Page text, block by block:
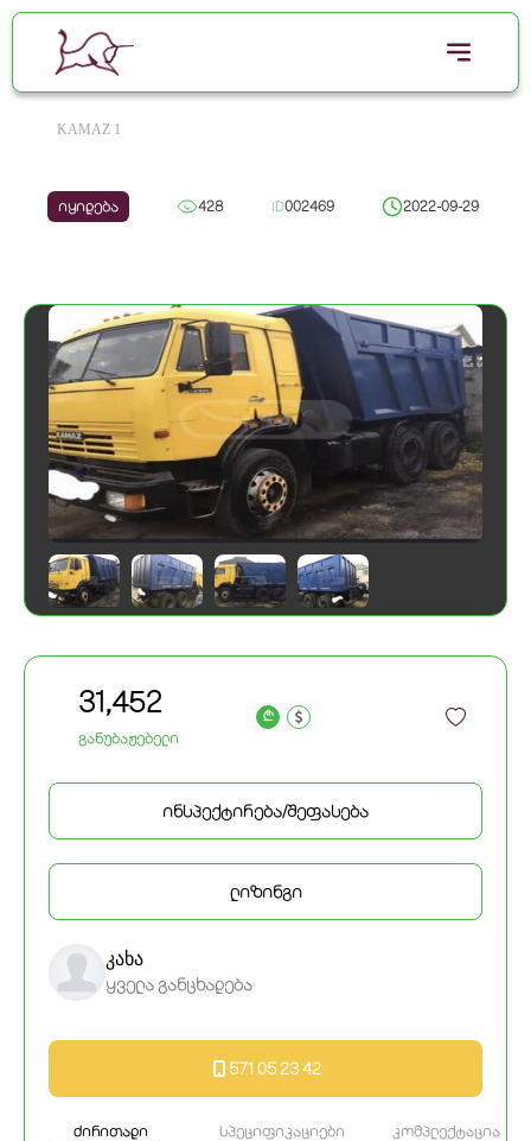
KAMAZ 1
იყიდება 428 ID002469 2022-09-29
31,452
განუბაჟებელი
a
ძირითადი
სპეციფიკაციები კომპლექტაცია
ინსპექტირება/შეფასება
ლიზინგი
კახა
ყველა განცხადება
571 05 23 42